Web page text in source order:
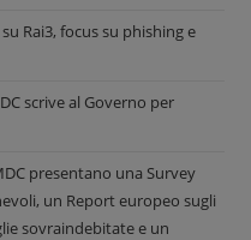
Rai3, focus su phishing e
scrive al Governo per
presentano una Survey
un Report europeo sugli
sovraindebitate e un